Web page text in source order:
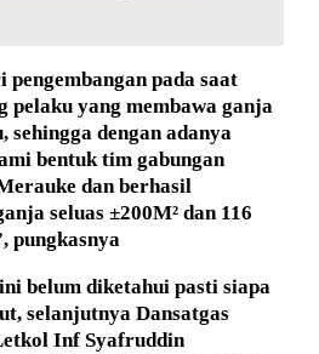
pada saat
pelaku yang membawa ganja
dengan adanya
bentuk tim gabungan
dan berhasil
seluas ±200M² dan 116
pungkasnya
belum diketahui pasti siapa
selanjutnya Dansatgas
Inf Syafruddin